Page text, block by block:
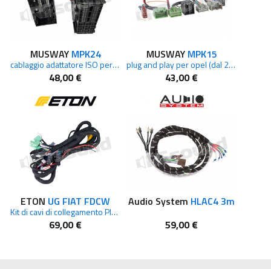
MUSWAY MPK24
cablaggio adattatore ISO per Fiat, Dodge, Jeep dal 2011
48,00 €
MUSWAY MPK15
plug and play per opel (dal 2014)
43,00 €
ETON UG FIAT FDCW
Kit di cavi di collegamento Plug & Play per diffusore centrale, amplificatore e subwoofer
69,00 €
Audio System HLAC4 3m
59,00 €